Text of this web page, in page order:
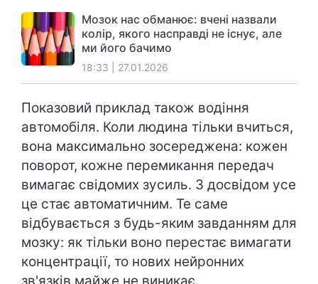
Мозок нас обманює: вчені назвали
колір, якого насправді не існує, але
ми його бачимо
18:33 | 27.01.2026
Показовий приклад також водіння
автомобіля. Коли людина тільки вчиться,
вона максимально зосереджена: кожен
поворот, кожне перемикання передач
вимагає свідомих зусиль. З досвідом усе
це стає автоматичним. Те саме
відбувається з будь-яким завданням для
мозку: як тільки воно перестає вимагати
концентрації, то нових нейронних